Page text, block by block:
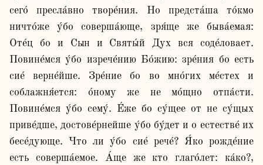
сего́ пресла́вно творе́ния. Но предста́ша то́кмо
ничто́же у́бо соверша́юще, зря́ще же быва́емая:
Оте́ц бо и Сын и Святы́й Дух вся соде́ловает.
Повине́мся у́бо изрече́нию Бо́жию: зре́ния бо есть
сие́ верне́йше. Зре́ние бо во мно́гих ме́стех и
соблажня́ется: о́ному же не мо́щно отпа́сти.
Повине́мся у́бо сему́. Е́же бо су́щее от не су́щых
приве́дше, достове́рнейше у́бо бу́дет и о естестве́ их
бесе́дующе. Что ли у́бо сие́ рече́? Я́ко рожде́ние
есть соверша́емое. А́ще же кто глаго́лет: ка́ко?,